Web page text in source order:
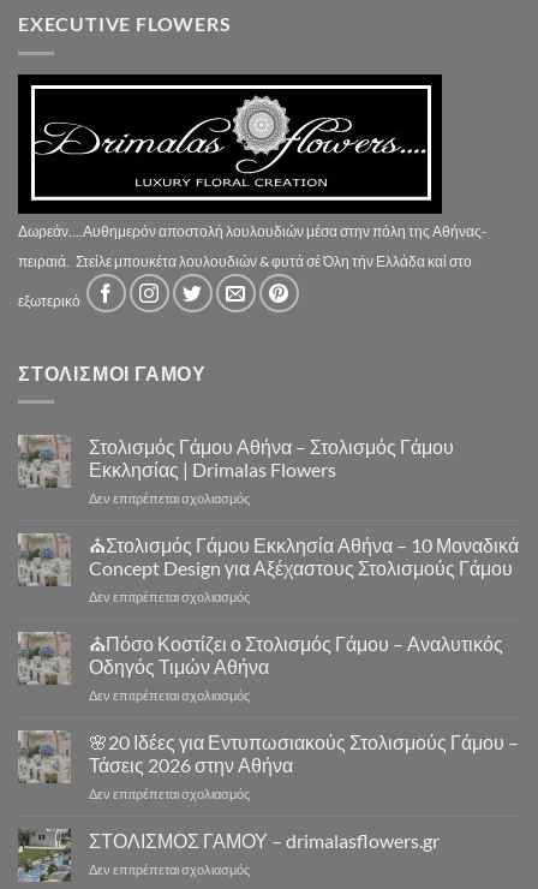
EXECUTIVE FLOWERS
Δωρεάν....Αυθημερόν αποστολή λουλουδιών μέσα στην πόλη της Αθήνας-
πειραιά. Στείλε μπουκέτα λουλουδιών & φυτά σέ Όλη τήν Ελλάδα καί στο
εξωτερικό
ΣΤΟΛΙΣΜΟΙ ΓΑΜΟΥ
Στολισμός Γάμου Αθήνα – Στολισμός Γάμου
Εκκλησίας | Drimalas Flowers
Δεν επιτρέπεται σχολιασμόςστο
Γάμου
Αθήνα
–
Στολισμός
Εκκλησίας
|
Flowers
⛪Στολισμός Γάμου Εκκλησία Αθήνα – 10 Μοναδικά
Concept Design για Αξέχαστους Στολισμούς Γάμου
Δεν επιτρέπεται σχολιασμόςστο
Στολισμός
Εκκλησία
Αθήνα
10
Μοναδικά
Concept
Design
Αξέχαστους
Γάμου
⛪Πόσο Κοστίζει ο Στολισμός Γάμου – Αναλυτικός
Οδηγός Τιμών Αθήνα
Δεν επιτρέπεται σχολιασμόςστο
Κοστίζει
ο
Στολισμός
–
Οδηγός
🌸20 Ιδέες για Εντυπωσιακούς Στολισμούς Γάμου –
Τάσεις 2026 στην Αθήνα
Δεν επιτρέπεται σχολιασμόςστο
20
για
ΣΤΟΛΙΣΜΟΣ ΓΑΜΟΥ – drimalasflowers.gr
Δεν επιτρέπεται σχολιασμόςστο